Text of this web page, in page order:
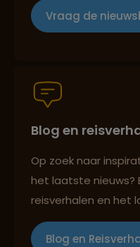
Persoonlijk en
Best
Vraag de
Blog en
Op zoek naar
het laatste nieuws?
reisverhalen en het
Blog en